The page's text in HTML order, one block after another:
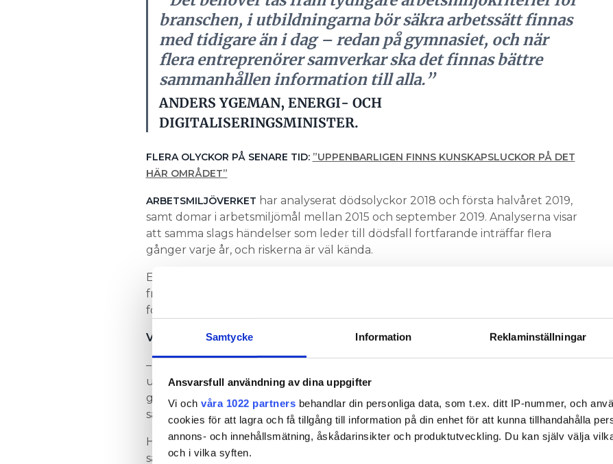
Samtycke Information Reklaminställningar
Ansvarsfull användning av dina uppgifter
Vi och våra 1022 partners behandlar din personliga data, som t.ex. ditt IP-nummer, och
cookies för att lagra och få tillgång till information på din enhet för att kunna tillhandahålla
annons- och innehållsmätning, åskådarinsikter och produktutveckling. Du kan själv välja
och i vilka syften.
branschen, i utbildningarna bör säkra arbetssätt finnas
med tidigare än i dag – redan på gymnasiet, och när
flera entreprenörer samverkar ska det finnas bättre
sammanhållen information till alla.”
ANDERS YGEMAN, ENERGI- OCH
DIGITALISERINGSMINISTER.
FLERA OLYCKOR PÅ SENARE TID: ”UPPENBARLIGEN FINNS KUNSKAPSLUCKOR PÅ DET
HÄR OMRÅDET”
ARBETSMILJÖVERKET har analyserat dödsolyckor 2018 och första halvåret 2019,
samt domar i arbetsmiljömål mellan 2015 och september 2019. Analyserna visar
att samma slags händelser som leder till dödsfall fortfarande inträffar flera
gånger varje år, och riskerna är väl kända.
Exempel på riskfaktorer är att flera entreprenörer är inblandade, att någon
frångått gällande rutiner, att personal inte har rätt utbildning eller att det är
första eller sista arbetsmomentet för dagen.
Vad är kvar att göra nu?
– Det behöver tas fram tydligare arbetsmiljökriterier för branschen, i
utbildningarna bör säkra arbetssätt finnas med tidigare än i dag – redan på
gymnasiet, och när flera entreprenörer samverkar ska det finnas bättre
sammanhållen information till alla, säger Anders Ygeman.
Han har tidigare lyft fram macho-attityder bland elektriker som ett problem för
säkerheten på arbetsplatsen. Därefter fick Anders Ygeman mothugg av